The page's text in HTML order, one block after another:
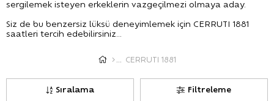
sergilemek isteyen erkeklerin vazgeçilmezi olmaya aday.
Siz de bu benzersiz lüksü deneyimlemek için CERRUTI 1881
saatleri tercih edebilirsiniz...
CERRUTI 1881
Filtreleme
Sıralama